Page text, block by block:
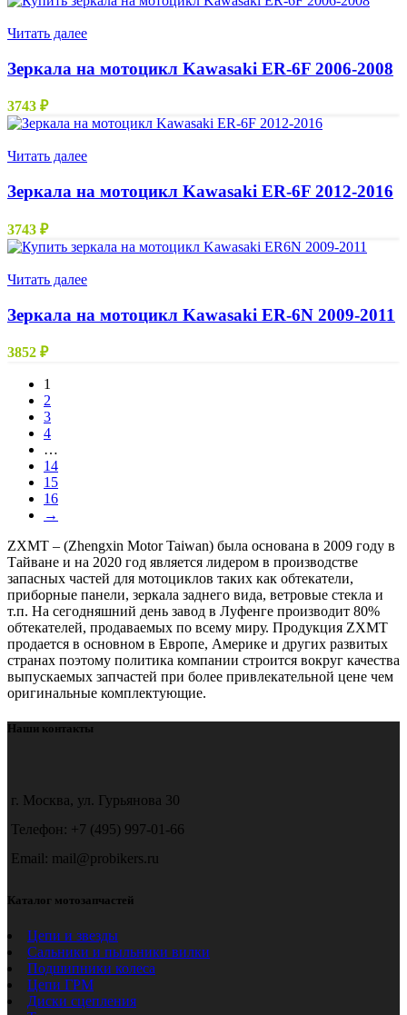
выбрать
Читать далее
Зеркала на мотоцикл Kawasaki ER-6F 2006-2008
3743 ₽
Читать далее
Зеркала на мотоцикл Kawasaki ER-6F 2012-2016
3743 ₽
Читать далее
Зеркала на мотоцикл Kawasaki ER-6N 2009-2011
3852 ₽
1
2
3
4
…
14
15
16
→
ZXMT – (Zhengxin Motor Taiwan) была основана в 2009 году в
Тайване и на 2020 год является лидером в производстве
запасных частей для мотоциклов таких как обтекатели,
приборные панели, зеркала заднего вида, ветровые стекла и
т.п. На сегодняшний день завод в Луфенге производит 80%
обтекателей, продаваемых по всему миру. Продукция ZXMT
продается в основном в Европе, Америке и других развитых
странах поэтому политика компании строится вокруг качества
выпускаемых запчастей при более привлекательной цене чем
оригинальные комплектующие.
Наши контакты
г. Москва, ул. Гурьянова 30
Телефон: +7 (495) 997-01-66
Email: mail@probikers.ru
Каталог мотозапчастей
Цепи и звезды
Сальники и пыльники вилки
Подшипники колеса
Цепи ГРМ
Диски сцепления